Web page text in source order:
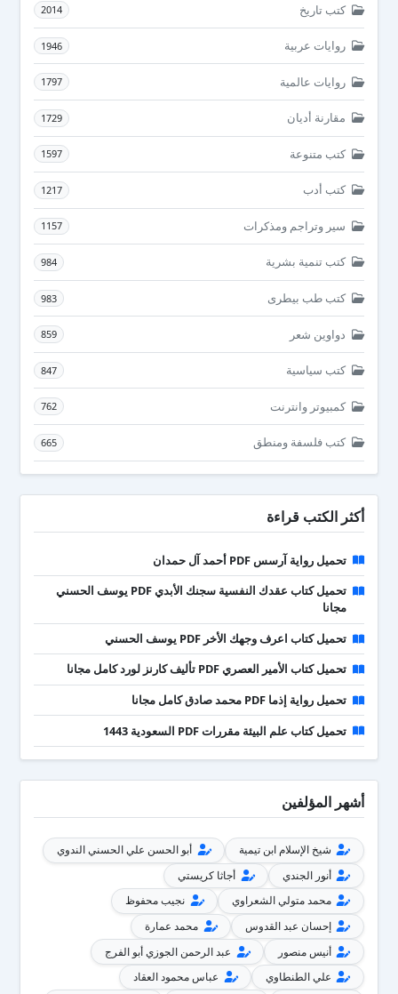
كتب تاريخ 2014
روايات عربية 1946
روايات عالمية 1797
مقارنة أديان 1729
كتب متنوعة 1597
كتب أدب 1217
سير وتراجم ومذكرات 1157
كتب تنمية بشرية 984
كتب طب بيطرى 983
دواوين شعر 859
كتب سياسية 847
كمبيوتر وانترنت 762
كتب فلسفة ومنطق 665
أكثر الكتب قراءة
تحميل رواية آرسس PDF أحمد آل حمدان
تحميل كتاب عقدك النفسية سجنك الأبدي PDF يوسف الحسني
مجانا
تحميل كتاب اعرف وجهك الأخر PDF يوسف الحسني
تحميل كتاب الأمير العصري PDF تأليف كارنز لورد كامل مجانا
تحميل رواية إذما PDF محمد صادق كامل مجانا
تحميل كتاب علم البيئة مقررات PDF السعودية 1443
أشهر المؤلفين
شيخ الإسلام ابن تيمية
أبو الحسن علي الحسني الندوي
أنور الجندي
أجاثا كريستي
محمد متولي الشعراوي
نجيب محفوظ
إحسان عبد القدوس
محمد عمارة
أنيس منصور
عبد الرحمن الجوزي أبو الفرج
علي الطنطاوي
عباس محمود العقاد